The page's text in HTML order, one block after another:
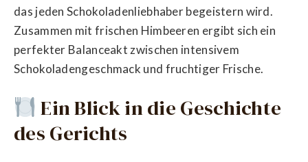
das jeden Schokoladenliebhaber begeistern wird.
Zusammen mit frischen Himbeeren ergibt sich ein
perfekter Balanceakt zwischen intensivem
Schokoladengeschmack und fruchtiger Frische.
Ein Blick in die Geschichte
des Gerichts